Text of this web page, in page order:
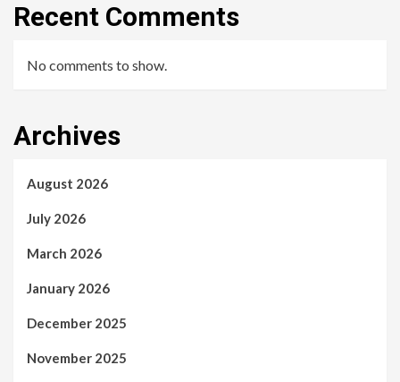
Recent Comments
No comments to show.
Archives
August 2026
July 2026
March 2026
January 2026
December 2025
November 2025